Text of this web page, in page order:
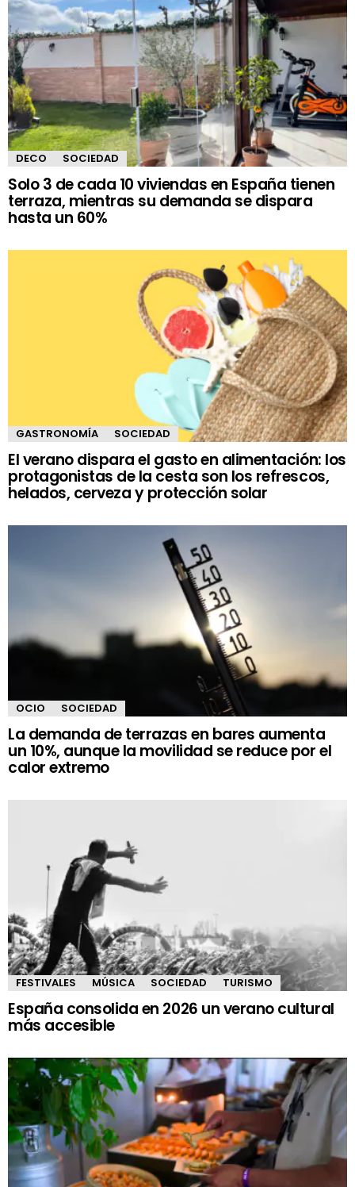
DECO SOCIEDAD
Solo 3 de cada 10 viviendas en España tienen
terraza, mientras su demanda se dispara
hasta un 60%
GASTRONOMÍA SOCIEDAD
El verano dispara el gasto en alimentación: los
protagonistas de la cesta son los refrescos,
helados, cerveza y protección solar
OCIO SOCIEDAD
La demanda de terrazas en bares aumenta
un 10%, aunque la movilidad se reduce por el
calor extremo
FESTIVALES MÚSICA SOCIEDAD TURISMO
España consolida en 2026 un verano cultural
más accesible